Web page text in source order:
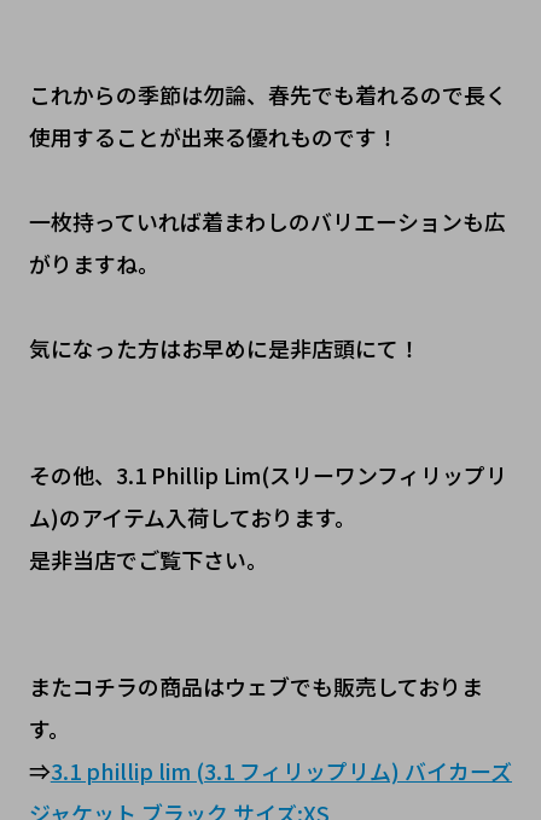
これからの季節は勿論、春先でも着れるので長く
使用することが出来る優れものです！
一枚持っていれば着まわしのバリエーションも広
がりますね。
気になった方はお早めに是非店頭にて！
その他、3.1 Phillip Lim(スリーワンフィリップリ
ム)のアイテム入荷しております。
是非当店でご覧下さい。
またコチラの商品はウェブでも販売しておりま
す。
⇒3.1 phillip lim (3.1 フィリップリム) バイカーズ
ジャケット ブラック サイズ:XS